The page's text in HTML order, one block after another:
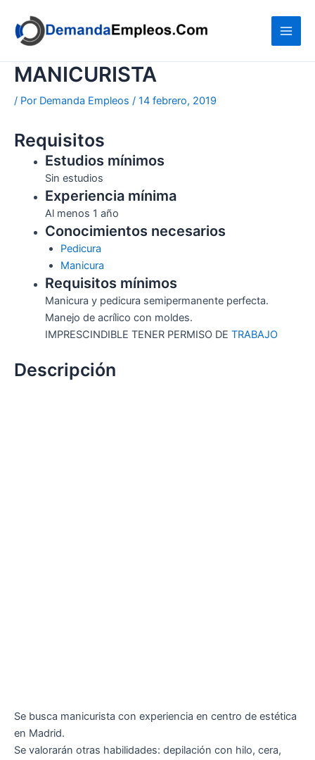
contenido
MANICURISTA
/ Por Demanda Empleos / 14 febrero, 2019
Requisitos
Estudios mínimos
Sin estudios
Experiencia mínima
Al menos 1 año
Conocimientos necesarios
Pedicura
Manicura
Requisitos mínimos
Manicura y pedicura semipermanente perfecta.
Manejo de acrílico con moldes.
IMPRESCINDIBLE TENER PERMISO DE TRABAJO
Descripción
Se busca manicurista con experiencia en centro de estética
en Madrid.
Se valorarán otras habilidades: depilación con hilo, cera,